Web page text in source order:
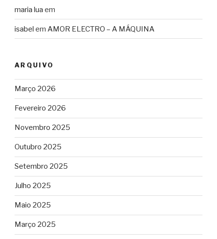
maria lua em
isabel em AMOR ELECTRO – A MÁQUINA
ARQUIVO
Março 2026
Fevereiro 2026
Novembro 2025
Outubro 2025
Setembro 2025
Julho 2025
Maio 2025
Março 2025